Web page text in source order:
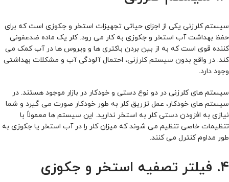
سیستم کلرزنی یکی از اجزای حیاتی تجهیزات استخر و جکوزی است که برای
حفظ بهداشت آب استخر و جکوزی به کار می‌ رود. کلر یک ماده ضدعفونی‌
کننده قوی است که به از بین بردن باکتری‌ ها و ویروس‌ ها در آب کمک می‌
کند. در واقع بدون سیستم کلرزنی، احتمال آلودگی آب و مشکلات بهداشتی
وجود دارد.
سیستم‌ های کلرزنی در دو نوع دستی و خودکار در بازار موجود هستند. در
سیستم‌ های خودکار، عمل تزریق کلر به‌ طور خودکار صورت می‌ گیرد و شما
نیازی به افزودن دستی کلر به استخر ندارید. این سیستم‌ ها معمولاً با
تنظیمات خاصی تنظیم می‌ شوند که میزان کلر را در آب استخر یا جکوزی به‌
طور مداوم کنترل می‌ کنند.
4. فیلتر تصفیه استخر و جکوزی